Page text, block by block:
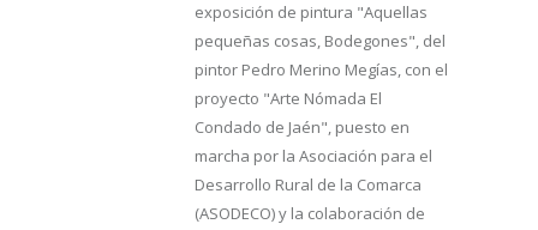
exposición de pintura "Aquellas
pequeñas cosas, Bodegones", del
pintor Pedro Merino Megías, con el
proyecto "Arte Nómada El
Condado de Jaén", puesto en
marcha por la Asociación para el
Desarrollo Rural de la Comarca
(ASODECO) y la colaboración de